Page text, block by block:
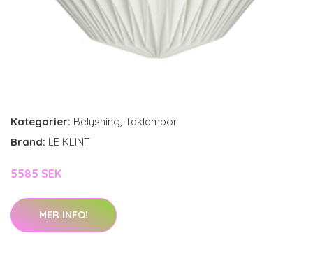
Kategorier: Belysning, Taklampor
Brand: LE KLINT
5585 SEK
MER INFO!